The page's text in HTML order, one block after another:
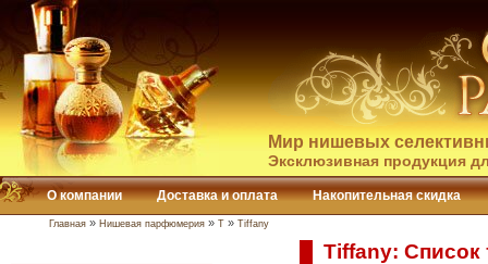
Мир нишевых
Эксклюзивная продукция
О компании Доставка и оплата Накопительная скидка
Главная » Нишевая парфюмерия » T » Tiffany
Tiffany: Список